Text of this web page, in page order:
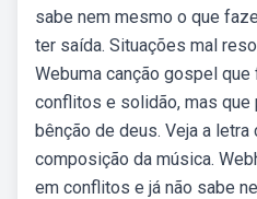
sabe nem mesmo o que
ter saída. Situações mal
Webuma canção gospel
conflitos e solidão, mas que
bênção de deus. Veja a
composição da música.
em conflitos e já não sabe